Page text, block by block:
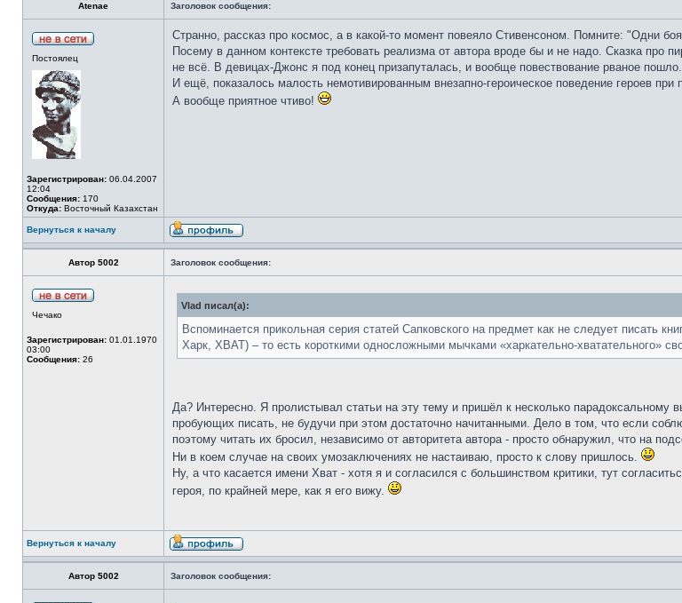
Atenae Заголовок сообщения:
Постоялец
Зарегистрирован: 06.04.2007
12:04
Сообщения: 170
Откуда: Восточный Казахстан
Странно, рассказ про космос, а в какой-то момент повеяло Стивенсоном. Помните: "Одни
Посему в данном контексте требовать реализма от автора вроде бы и не надо. Сказка про
не всё. В девицах-Джонс я под конец призапуталась, и вообще повествование рваное
И ещё, показалось малость немотивированным внезапно-героическое поведение героев
А вообще приятное чтиво!
Вернуться к началу
Автор 5002 Заголовок сообщения:
Чечако
Зарегистрирован: 01.01.1970
03:00
Сообщения: 26
Vlad писал(а):
Вспоминается прикольная серия статей Сапковского на предмет как не следует писать
Харк, ХВАТ) – то есть короткими односложными мычками «харкательно-хватательного»
Да? Интересно. Я пролистывал статьи на эту тему и пришёл к несколько
пробующих писать, не будучи при этом достаточно начитанными. Дело в том, что если
поэтому читать их бросил, независимо от авторитета автора - просто обнаружил, что на
Ни в коем случае на своих умозаключениях не настаиваю, просто к слову пришлось.
Ну, а что касается имени Хват - хотя я и согласился с большинством критики, тут
героя, по крайней мере, как я его вижу.
Вернуться к началу
Автор 5002 Заголовок сообщения: